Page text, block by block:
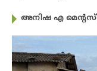
അനിഷ എ മെന്റസ്